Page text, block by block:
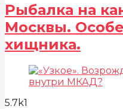
Рыбалка на
Москвы.
хищника.
5.7k1